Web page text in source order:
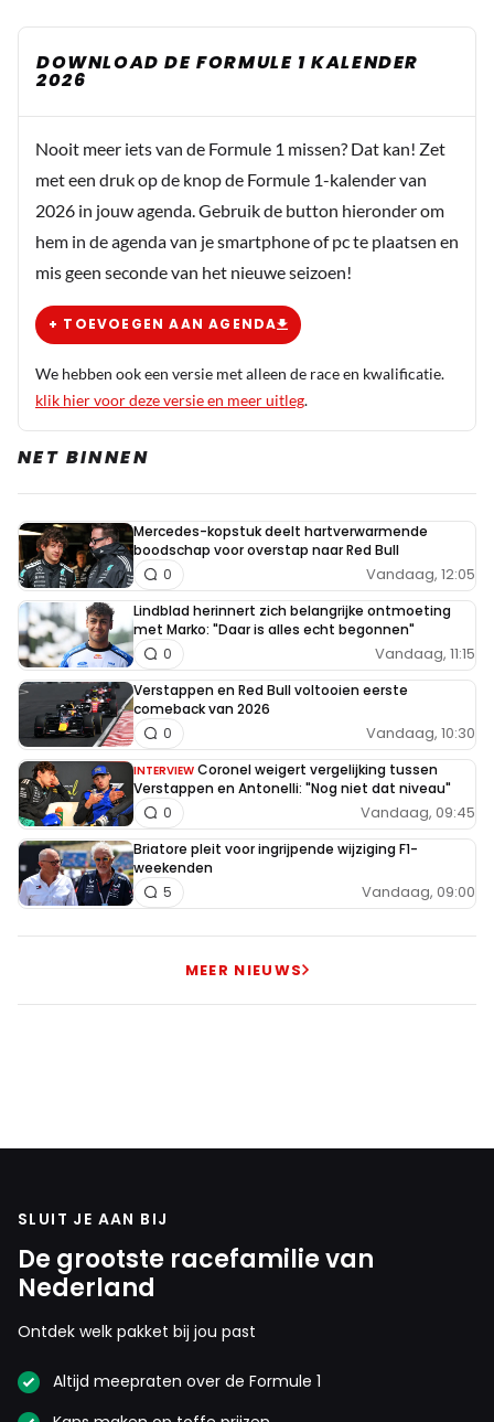
DOWNLOAD DE FORMULE 1 KALENDER
2026
Nooit meer iets van de Formule 1 missen? Dat kan! Zet
met een druk op de knop de Formule 1-kalender van
2026 in jouw agenda. Gebruik de button hieronder om
hem in de agenda van je smartphone of pc te plaatsen en
mis geen seconde van het nieuwe seizoen!
+ TOEVOEGEN AAN AGENDA
We hebben ook een versie met alleen de race en kwalificatie.
klik hier voor deze versie en meer uitleg.
NET BINNEN
Mercedes-kopstuk deelt hartverwarmende
boodschap voor overstap naar Red Bull
Vandaag, 12:05
0
Lindblad herinnert zich belangrijke ontmoeting
met Marko: "Daar is alles echt begonnen"
Vandaag, 11:15
0
Verstappen en Red Bull voltooien eerste
comeback van 2026
Vandaag, 10:30
0
INTERVIEW Coronel weigert vergelijking tussen
Verstappen en Antonelli: "Nog niet dat niveau"
Vandaag, 09:45
0
Briatore pleit voor ingrijpende wijziging F1-
weekenden
Vandaag, 09:00
5
MEER NIEUWS
SLUIT JE AAN BIJ
De grootste racefamilie van
Nederland
Ontdek welk pakket bij jou past
Altijd meepraten over de Formule 1